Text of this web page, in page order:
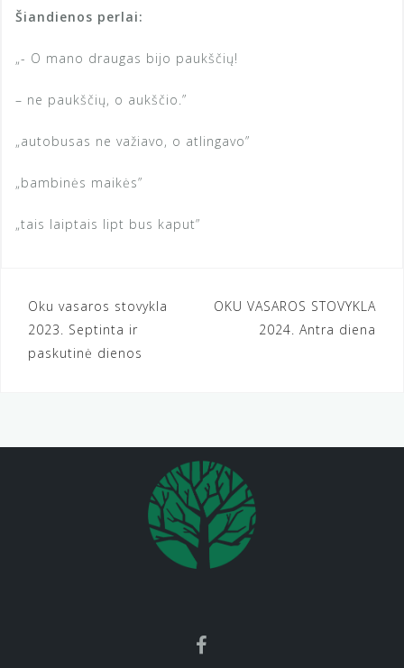
Šiandienos perlai:
„- O mano draugas bijo paukščių!
– ne paukščių, o aukščio.”
„autobusas ne važiavo, o atlingavo”
„bambinės maikės”
„tais laiptais lipt bus kaput”
Navigacija
tarp
įrašų
Oku vasaros stovykla
2023. Septinta ir
paskutinė dienos
OKU VASAROS STOVYKLA
2024. Antra diena